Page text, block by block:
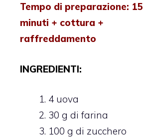
Tempo di preparazione: 15
minuti + cottura +
raffreddamento
INGREDIENTI:
4 uova
30 g di farina
100 g di zucchero